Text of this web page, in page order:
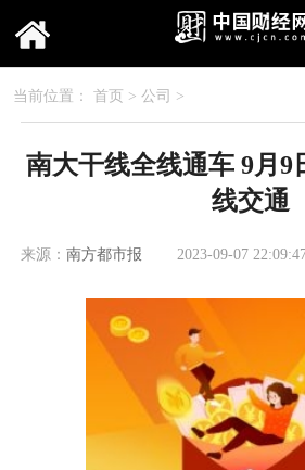
当前位置： 首页 > 公司 >
南大干线全线通车 9月9
线交通
来源： 南方都市报 2023-09-07